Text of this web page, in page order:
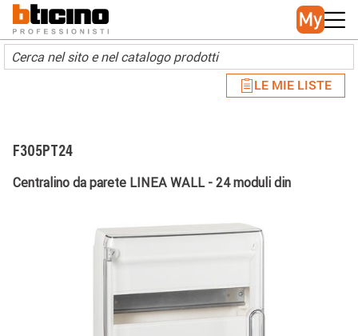
Skip to main content
Main navigation
LE MIE LISTE
F305PT24
Centralino da parete LINEA WALL - 24 moduli din